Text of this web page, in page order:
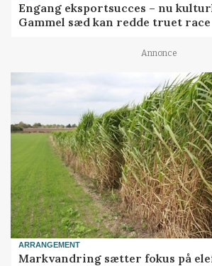
Engang eksportsucces – nu
Gammel sæd kan redde truet race
Annonce
ARRANGEMENT
Markvandring sætter fokus på